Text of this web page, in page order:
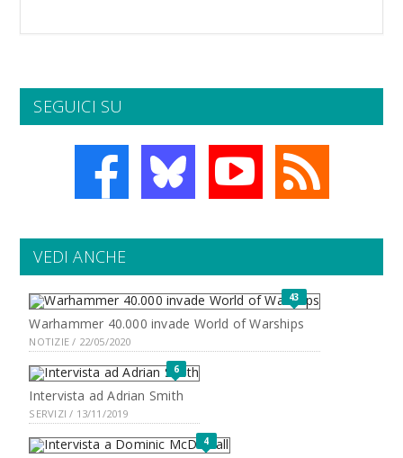
SEGUICI SU
VEDI ANCHE
43
Warhammer 40.000 invade World of Warships
NOTIZIE / 22/05/2020
6
Intervista ad Adrian Smith
SERVIZI / 13/11/2019
4